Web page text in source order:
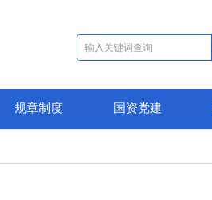
规章制度 国资党建